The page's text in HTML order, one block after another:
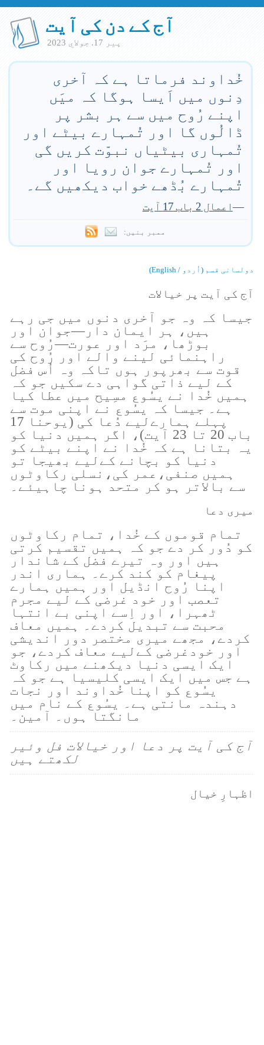
آج کے دن کی آیت
پير 17. جولاي 2023
خُداوند فرماتا ہے کہ آخری
دِنوں میں اَیسا ہوگا کہ میَں
اپنے رُوح میں سے ہر بشر پر
ڈالُوں گا اور تُمہارے بیٹے اور
تُمہاری بیٹیاں نبوّت کریں گی
اور تُمہارے جوان رویا اور
تُمہارے بُڈھے خواب دیکھیں گے۔
—اعمال 2 باب 17 آیت
ممبر بنیں:
دولسانی قسم (اُردو / English)
آج کی آیت پر خیالات
جیسا کہ وہ جو آخری دنوں میں جی رہے
ہیں، ہر ایمان دار—جوان اور
بوڑھا، مرَد اور عورت—رُوح سے
راہنمائی لینے والے اور رُوح کی
قوت سے بھرپور ہوں تاکہ وہ اُس فضل
کے لیے ذاتی گواہی دے سکیں جو کہ
ہمیں خُدا نے یسُوع مسِیح میں عطا کیا
ہے۔ جیسا کہ یسُوع نے اپنی موت سے
پہلے ہمارےلیے دُعا کی (یوحنا 17
باب 20 تا 23 آیت)، اگر ہمیں دنیا کو
یہ بتانا ہے کہ خُدا نے اپنے بیٹے کو
دنیا کو بچانے کےلیے بھیجا تو
ہمیں صنفی،عمر کی،نسلی رکاوٹوں
سے بالاتر ہو کر متحد ہونا چاہیئے۔
میری دعا
تمام قوموں کے خُدا، تمام رکاوٹوں
کو دُور کر دے جو کہ ہمیں تقسیم کرتی
ہیں اور وہ تیرے فضل کے شاندار
پیغام کو کند کرے۔ ہماری اندر
اپنا رُوح انڈیل اور ہمیں ہمارے
تعصب اور خود غرضی کے لیے مجرم
ٹھہرا، اور اِسے اپنی بے انتہا
محبت سے تبدیل کردے۔ ہمیں معاف
کردے، مجھے میری مختصر دور اندیشی
اور خودغرضی کےلیے معاف کردے، جو
ایک ایسی دنیا دیکھنے میں رکاوٹ
ہے جس میں ایک ایسی کلیسیا ہے جو کہ
یسُوع کو اپنا خُداوند اور نجات
دہندہ مانتی ہے۔ یسُوع کے نام میں
مانگتا ہوں۔ آمین۔
آج کی آیت پر دعا اور خیالات فل وئیر
لکھتے ہیں
اظہارِ خیال